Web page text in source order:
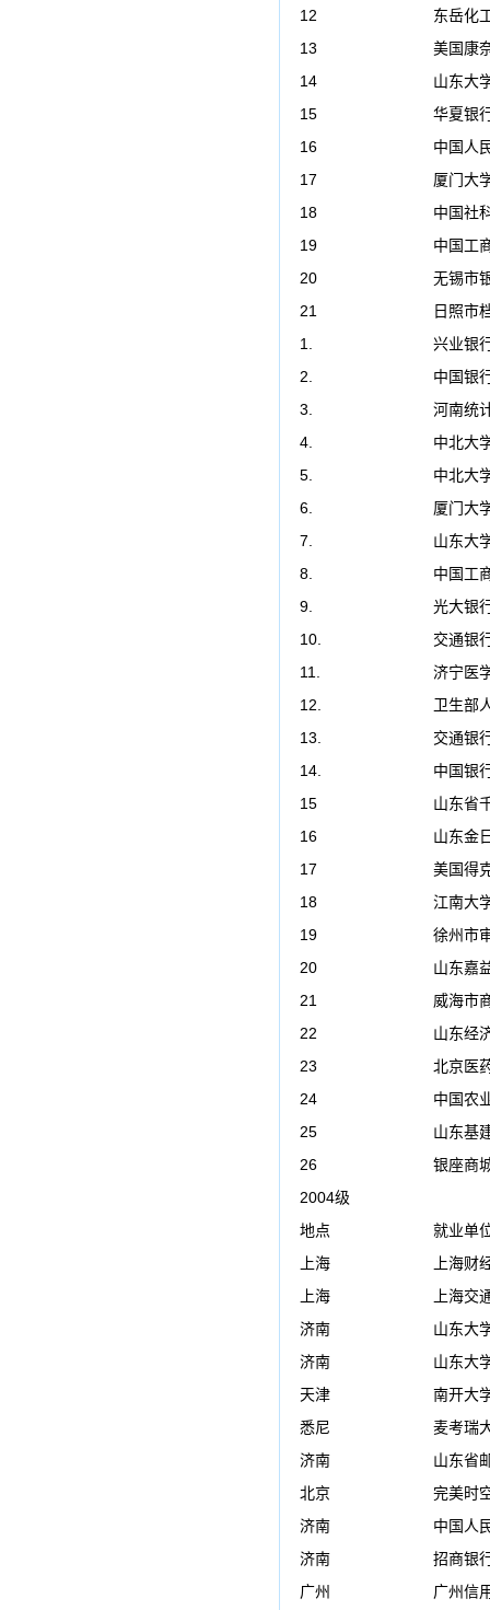
12
东岳化
13
美国康
14
山东大
15
华夏银
16
中国人
17
厦门大
18
中国社
19
中国工
20
无锡市
21
日照市
1.
兴业银
2.
中国银
3.
河南统
4.
中北大
5.
中北大
6.
厦门大
7.
山东大
8.
中国工
9.
光大银
10.
交通银
11.
济宁医
12.
卫生部
13.
交通银
14.
中国银
15
山东省
16
山东金
17
美国得
18
江南大
19
徐州市
20
山东嘉
21
威海市
22
山东经
23
北京医
24
中国农
25
山东基
26
银座商
2004级
地点
就业单
上海
上海财
上海
上海交
济南
山东大
济南
山东大
天津
南开大
悉尼
麦考瑞
济南
山东省
北京
完美时
济南
中国人
济南
招商银
广州
广州信